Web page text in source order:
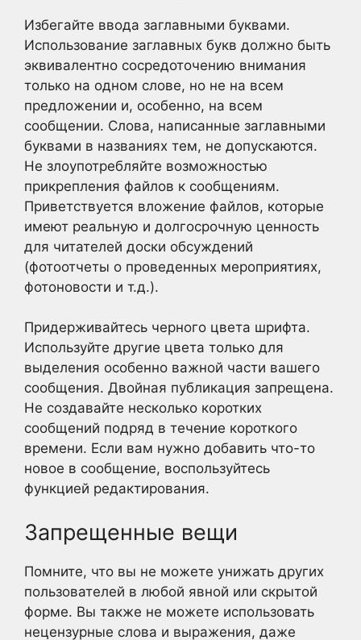
Избегайте ввода заглавными буквами.
Использование заглавных букв должно быть
эквивалентно сосредоточению внимания
только на одном слове, но не на всем
предложении и, особенно, на всем
сообщении. Слова, написанные заглавными
буквами в названиях тем, не допускаются.
Не злоупотребляйте возможностью
прикрепления файлов к сообщениям.
Приветствуется вложение файлов, которые
имеют реальную и долгосрочную ценность
для читателей доски обсуждений
(фотоотчеты о проведенных мероприятиях,
фотоновости и т.д.).
Придерживайтесь черного цвета шрифта.
Используйте другие цвета только для
выделения особенно важной части вашего
сообщения. Двойная публикация запрещена.
Не создавайте несколько коротких
сообщений подряд в течение короткого
времени. Если вам нужно добавить что-то
новое в сообщение, воспользуйтесь
функцией редактирования.
Запрещенные вещи
Помните, что вы не можете унижать других
пользователей в любой явной или скрытой
форме. Вы также не можете использовать
нецензурные слова и выражения, даже